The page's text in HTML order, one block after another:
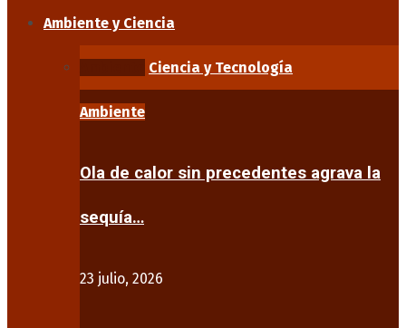
Ambiente y Ciencia
Ciencia y Tecnología
Ambiente
Ola de calor sin precedentes agrava la
sequía…
23 julio, 2026